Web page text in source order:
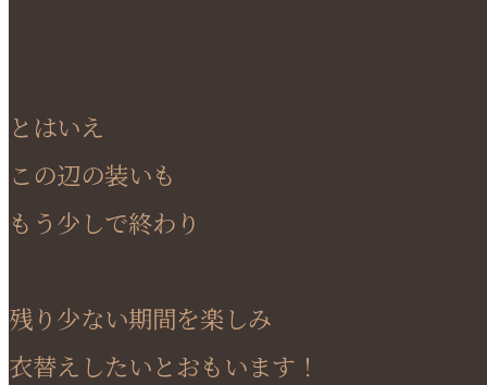
とはいえ
この辺の装いも
もう少しで終わり
残り少ない期間を楽しみ
衣替えしたいとおもいます！